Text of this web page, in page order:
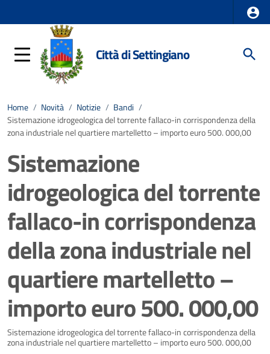
Città di Settingiano
Home / Novità / Notizie / Bandi /
Sistemazione idrogeologica del torrente fallaco-in corrispondenza della
zona industriale nel quartiere martelletto – importo euro 500. 000,00
Sistemazione
idrogeologica del torrente
fallaco-in corrispondenza
della zona industriale nel
quartiere martelletto –
importo euro 500. 000,00
Dettagli della notizia
Sistemazione idrogeologica del torrente fallaco-in corrispondenza della
zona industriale nel quartiere martelletto – importo euro 500. 000,00